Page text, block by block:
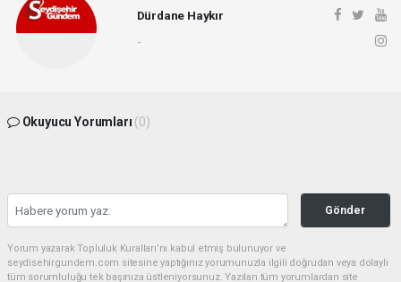
Dürdane Haykır
-
Okuyucu Yorumları (0)
Gönder
Yorum yazarak Topluluk Kuralları’nı kabul etmiş bulunuyor ve
seydisehirgundem.com sitesine yaptığınız yorumunuzla ilgili doğrudan veya dolaylı
tüm sorumluluğu tek başınıza üstleniyorsunuz. Yazılan tüm yorumlardan site